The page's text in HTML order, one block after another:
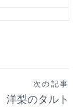
次の記事
洋梨のタルト